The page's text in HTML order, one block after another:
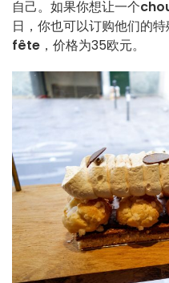
自己。如果你想让一个
日，你也可以订购他们的特
fête ，价格为35欧元。